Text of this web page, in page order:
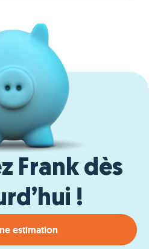
Frank dès
!
estimation